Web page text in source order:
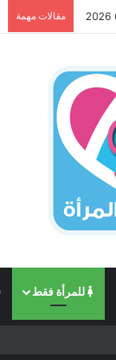
مقالات مهمة
للمرأة فقط